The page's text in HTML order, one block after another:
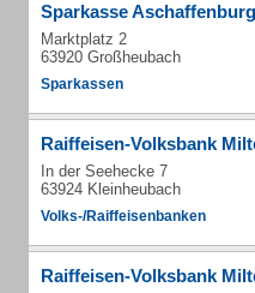
Sparkasse
Marktplatz 2
63920 Großheubach
Sparkassen
Raiffeisen-Volksbank
In der Seehecke 7
63924 Kleinheubach
Volks-/Raiffeisenbanken
Raiffeisen-Volksbank